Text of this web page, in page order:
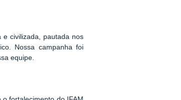
e civilizada, pautada nos
Nossa campanha foi
equipe.